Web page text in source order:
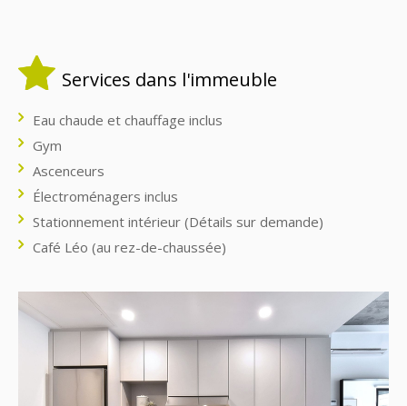
Services dans l'immeuble
Eau chaude et chauffage inclus
Gym
Ascenceurs
Électroménagers inclus
Stationnement intérieur (Détails sur demande)
Café Léo (au rez-de-chaussée)